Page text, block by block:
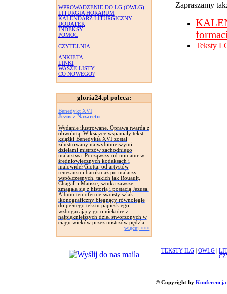
WPROWADZENIE DO LG (OWLG)
LITURGIA HORARUM
KALENDARZ LITURGICZNY
DODATEK
INDEKSY
POMOC
CZYTELNIA
ANKIETA
LINKI
WASZE LISTY
CO NOWEGO?
gloria24.pl poleca:
Benedykt XVI
Jezus z Nazaretu
Wydanie ilustrowane. Oprawa twarda z
obwolutą. W książce wspaniały tekst
książki Benedykta XVI został
zilustrowany najwybitniejszymi
dziełami mistrzów zachodniego
malarstwa. Począwszy od miniatur w
średniowiecznych kodeksach i
malowideł Giotta, od artystów
renesansu i baroku aż po malarzy
współczesnych, takich jak Rouault,
Chagall i Matisse, sztuka zawsze
zmagała się z historią i postacią Jezusa.
Album ten oferuje swoisty szlak
ikonograficzny biegnący równolegle
do pełnego tekstu papieskiego,
wzbogacający go o niektóre z
najpiękniejszych dzieł stworzonych w
ciągu wieków przez mistrzów pędzla.
więcej >>>
Zapraszamy
Teksty
TEKSTY ILG OWLG
© Copyright by Konferencja